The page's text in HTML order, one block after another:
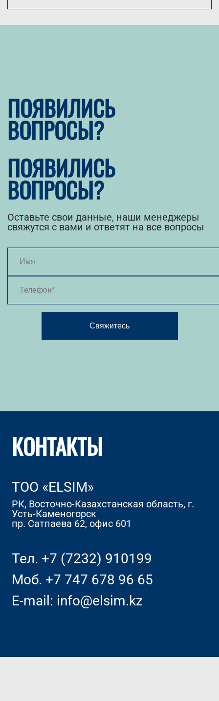
ПОЯВИЛИСЬ
ВОПРОСЫ?
ПОЯВИЛИСЬ
ВОПРОСЫ?
Оставьте свои данные, наши менеджеры
свяжутся с вами и ответят на все вопросы
Свяжитесь
КОНТАКТЫ
TOO «ELSIM»
РК, Восточно-Казахстанская область, г.
Усть-Каменогорск
пр. Сатпаева 62, офис 601
Тел. +7 (7232) 910199
Моб. +7 747 678 96 65
E-mail: info@elsim.kz